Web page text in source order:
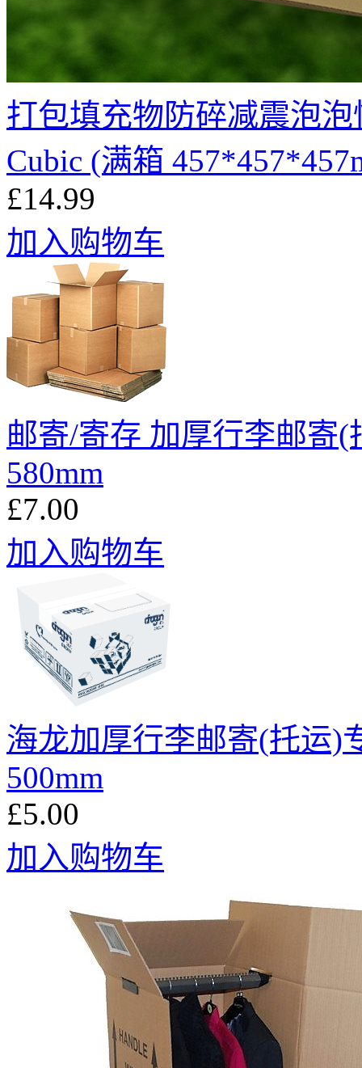
打包填充物防碎减震泡
Cubic (满箱
£14.99
加入购物车
邮寄/寄存 加厚行李邮寄(
580mm
£7.00
加入购物车
海龙加厚行李邮寄(托运)
500mm
£5.00
加入购物车